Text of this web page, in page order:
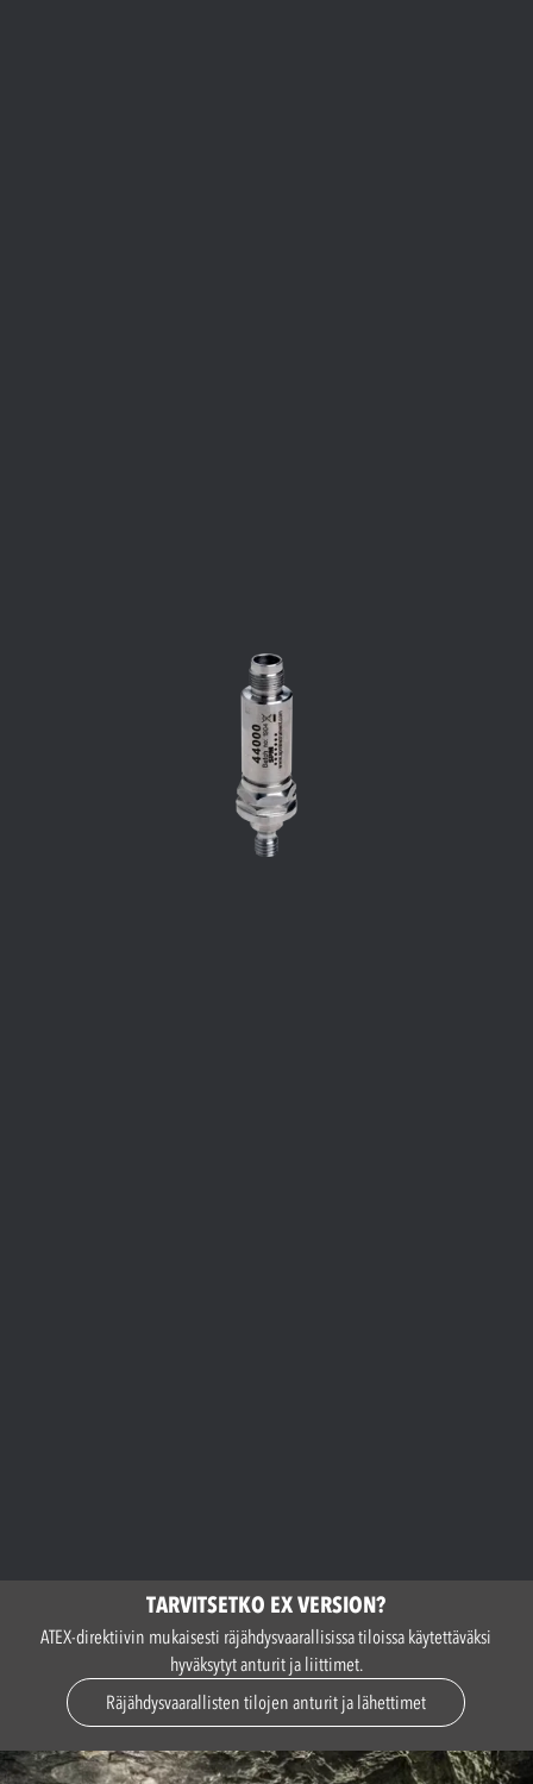
TARVITSETKO EX VERSION?
ATEX-direktiivin mukaisesti räjähdysvaarallisissa tiloissa käytettäväksi
hyväksytyt anturit ja liittimet.
Räjähdysvaarallisten tilojen anturit ja lähettimet